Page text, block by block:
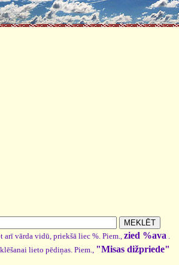
vārda vidū, priekšā liec %. Piem.,zied %ava .
lieto pēdiņas. Piem., "Misas dižpriede"